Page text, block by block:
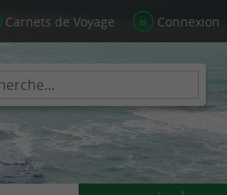
Carnets de Voyage Connexion